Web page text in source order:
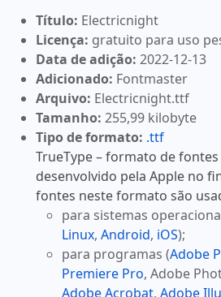
Título: Electricnight
Licença: gratuito para uso
Data de adição: 2022-12-13
Adicionado: Fontmaster
Arquivo: Electricnight.ttf
Tamanho: 255,99 kilobyte
Tipo de formato: .ttf
TrueType – formato de
desenvolvido pela Apple no
fontes neste formato são
para sistemas
Linux, Android, iOS);
para programas (Adobe
Premiere Pro, Adobe
Adobe Acrobat, Adobe